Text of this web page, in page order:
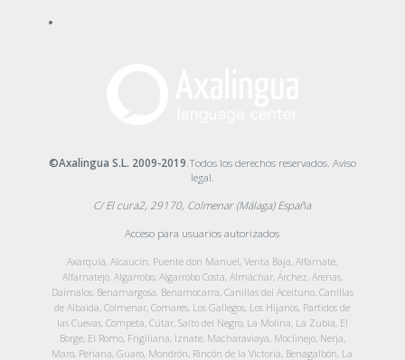
©Axalingua S.L. 2009-2019 .Todos los derechos reservados. Aviso
legal
C/ El cura2, 29170, Colmenar (Málaga) España
Acceso para usuarios autorizados
Axarquía, Alcaucín, Puente don Manuel, Venta Baja, Alfarnate,
Alfarnatejo, Algarrobo, Algarrobo Costa, Almáchar, Árchez, Arenas,
Daimalos, Benamargosa, Benamocarra, Canillas del Aceituno, Canillas
de Albaida, Colmenar, Comares, Los Gallegos, Los Hijanos, Partidos de
las Cuevas, Cómpeta, Cútar, Salto del Negro, La Molina, La Zubia, El
Borge, El Romo, Frigiliana, Iznate, Macharaviaya, Moclinejo, Nerja,
Maro, Periana, Guaro, Mondrón, Rincón de la Victoria, Benagalbón, La